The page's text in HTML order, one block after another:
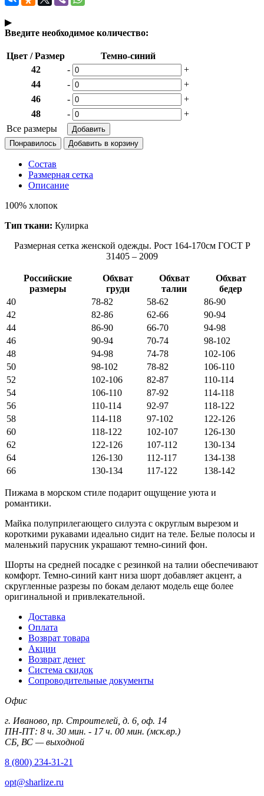
▶
Введите необходимое количество:
Цвет / Размер
Темно-синий
42
-
+
44
-
+
46
-
+
48
-
+
Все размеры
Понравилось
Состав
Размерная сетка
Описание
100% хлопок
Тип ткани: Кулирка
Размерная сетка женской одежды. Рост 164-170см ГОСТ Р
31405 – 2009
Российские
размеры
Обхват
груди
Обхват
талии
Обхват
бедер
40
78-82 58-62
86-90
42
82-86 62-66
90-94
44
86-90 66-70
94-98
46
90-94 70-74
98-102
48
94-98 74-78
102-106
50
98-102 78-82
106-110
52
102-106 82-87
110-114
54
106-110 87-92
114-118
56
110-114 92-97
118-122
58
114-118 97-102
122-126
60
118-122 102-107
126-130
62
122-126 107-112
130-134
64
126-130 112-117
134-138
66
130-134 117-122 138-142
Пижама в морском стиле подарит ощущение уюта и
романтики.
Майка полуприлегающего силуэта с округлым вырезом и
короткими рукавами идеально сидит на теле. Белые полосы и
маленький парусник украшают темно-синий фон.
Шорты на средней посадке с резинкой на талии обеспечивают
комфорт. Темно-синий кант низа шорт добавляет акцент, а
скругленные разрезы по бокам делают модель еще более
оригинальной и привлекательной.
Доставка
Оплата
Возврат товара
Акции
Возврат денег
Система скидок
Сопроводительные документы
Офис
г. Иваново, пр. Строителей, д. 6, оф. 14
ПН-ПТ: 8 ч. 30 мин. - 17 ч. 00 мин. (мск.вр.)
СБ, ВС — выходной
8 (800) 234-31-21
opt@sharlize.ru